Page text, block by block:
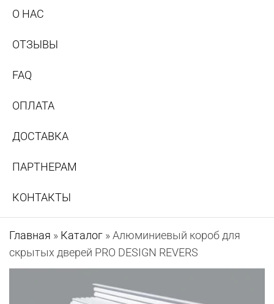
О НАС
ОТЗЫВЫ
FAQ
ОПЛАТА
ДОСТАВКА
ПАРТНЕРАМ
КОНТАКТЫ
Главная » Каталог »Алюминиевый короб для
скрытых дверей PRO DESIGN REVERS